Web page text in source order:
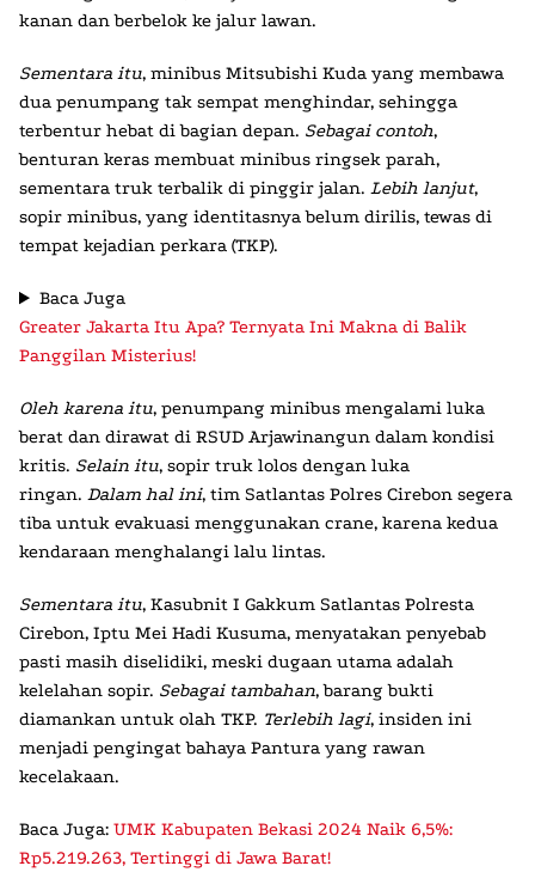
kanan dan berbelok ke jalur lawan.
Sementara itu, minibus Mitsubishi Kuda yang membawa
dua penumpang tak sempat menghindar, sehingga
terbentur hebat di bagian depan. Sebagai contoh,
benturan keras membuat minibus ringsek parah,
sementara truk terbalik di pinggir jalan. Lebih lanjut,
sopir minibus, yang identitasnya belum dirilis, tewas di
tempat kejadian perkara (TKP).
Baca Juga
Greater Jakarta Itu Apa? Ternyata Ini Makna di Balik
Panggilan Misterius!
Oleh karena itu, penumpang minibus mengalami luka
berat dan dirawat di RSUD Arjawinangun dalam kondisi
kritis. Selain itu, sopir truk lolos dengan luka
ringan. Dalam hal ini, tim Satlantas Polres Cirebon segera
tiba untuk evakuasi menggunakan crane, karena kedua
kendaraan menghalangi lalu lintas.
Sementara itu, Kasubnit I Gakkum Satlantas Polresta
Cirebon, Iptu Mei Hadi Kusuma, menyatakan penyebab
pasti masih diselidiki, meski dugaan utama adalah
kelelahan sopir. Sebagai tambahan, barang bukti
diamankan untuk olah TKP. Terlebih lagi, insiden ini
menjadi pengingat bahaya Pantura yang rawan
kecelakaan.
Baca Juga: UMK Kabupaten Bekasi 2024 Naik 6,5%:
Rp5.219.263, Tertinggi di Jawa Barat!